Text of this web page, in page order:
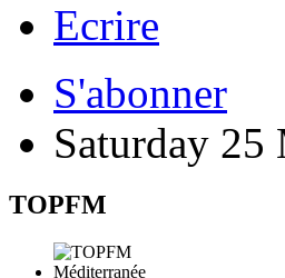
Ecrire
S'abonner
Saturday 25
TOPFM